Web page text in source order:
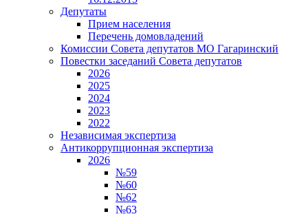
Депутаты
Прием населения
Перечень домовладений
Комиссии Совета депутатов МО Гагаринский
Повестки заседаний Совета депутатов
2026
2025
2024
2023
2022
Независимая экспертиза
Антикоррупционная экспертиза
2026
№59
№60
№62
№63